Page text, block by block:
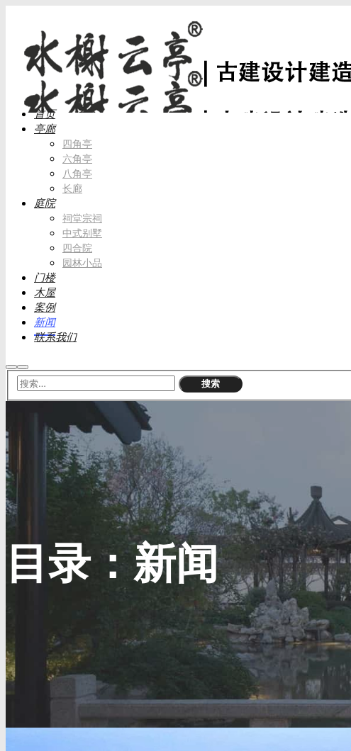
首页
亭廊
四角亭
六角亭
八角亭
长廊
庭院
祠堂宗祠
中式别墅
四合院
园林小品
门楼
木屋
案例
新闻
联系我们
搜 主
菜
单
目录：新闻